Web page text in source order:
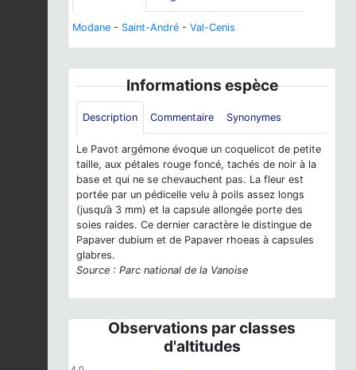
Modane - Saint-André - Val-Cenis
Informations espèce
Description Commentaire Synonymes
Le Pavot argémone évoque un coquelicot de petite
taille, aux pétales rouge foncé, tachés de noir à la
base et qui ne se chevauchent pas. La fleur est
portée par un pédicelle velu à poils assez longs
(jusqu’à 3 mm) et la capsule allongée porte des
soies raides. Ce dernier caractère le distingue de
Papaver dubium et de Papaver rhoeas à capsules
glabres.
Source : Parc national de la Vanoise
Observations par classes
d'altitudes